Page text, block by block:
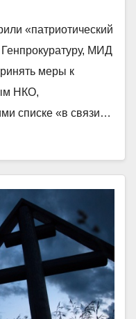
«патриотический
МИД
меры к
НКО,
списке «в связи…